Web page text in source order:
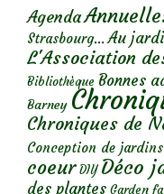
Agenda
Strasbourg... Au
L'Association
Bibliothèque Bonnes
Barney
Chroniques de
Conception de jardins
coeur DIY Déco
des plantes Garden